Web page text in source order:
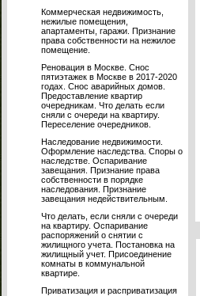
Коммерческая недвижимость,
нежилые помещения,
апартаменты, гаражи. Признание
права собственности на нежилое
помещение.
Реновация в Москве. Снос
пятиэтажек в Москве в 2017-2020
годах. Снос аварийных домов.
Предоставление квартир
очередникам. Что делать если
сняли с очереди на квартиру.
Переселение очередников.
Наследование недвижимости.
Оформление наследства. Споры о
наследстве. Оспаривание
завещания. Признание права
собственности в порядке
наследования. Признание
завещания недействительным.
Что делать, если сняли с очереди
на квартиру. Оспаривание
распоряжений о снятии с
жилищного учета. Постановка на
жилищный учет. Присоединение
комнаты в коммунальной
квартире.
Приватизация и расприватизация